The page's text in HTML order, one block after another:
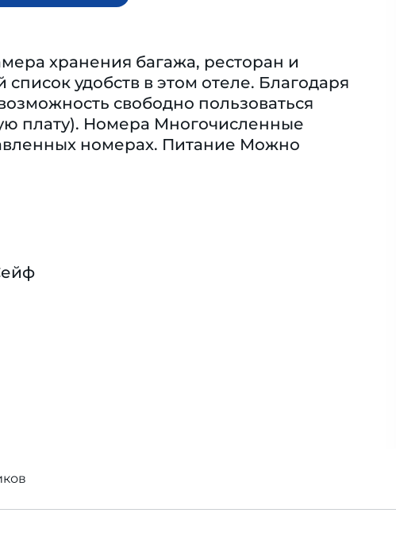
хранения багажа, ресторан и
удобств в этом отеле. Благодаря
свободно пользоваться
плату). Номера Многочисленные
номерах. Питание Можно